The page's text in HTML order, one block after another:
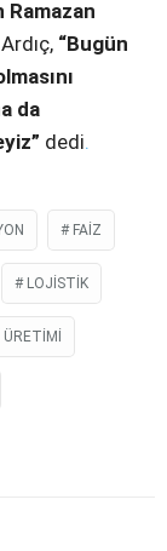
Ramazan
“Bugün
da
dedi.
FAIZ
LOJISTIK